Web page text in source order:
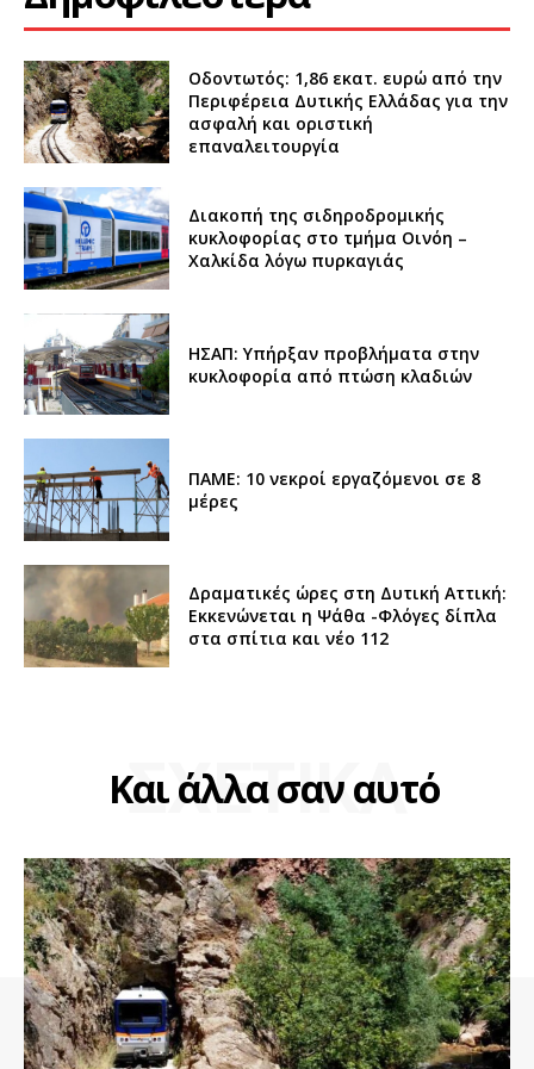
Οδοντωτός: 1,86 εκατ. ευρώ από την
Περιφέρεια Δυτικής Ελλάδας για την
ασφαλή και οριστική
επαναλειτουργία
Διακοπή της σιδηροδρομικής
κυκλοφορίας στο τμήμα Οινόη –
Χαλκίδα λόγω πυρκαγιάς
ΗΣΑΠ: Υπήρξαν προβλήματα στην
κυκλοφορία από πτώση κλαδιών
ΠΑΜΕ: 10 νεκροί εργαζόμενοι σε 8
μέρες
Δραματικές ώρες στη Δυτική Αττική:
Εκκενώνεται η Ψάθα -Φλόγες δίπλα
στα σπίτια και νέο 112
Και άλλα σαν αυτό
ΣΧΕΤΙΚΑ